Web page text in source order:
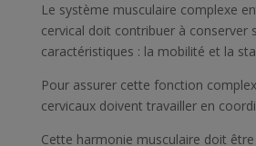
Le système musculaire complexe
cervical doit contribuer à conserver
caractéristiques : la mobilité et la
Pour assurer cette fonction
cervicaux doivent travailler en
Cette harmonie musculaire doit